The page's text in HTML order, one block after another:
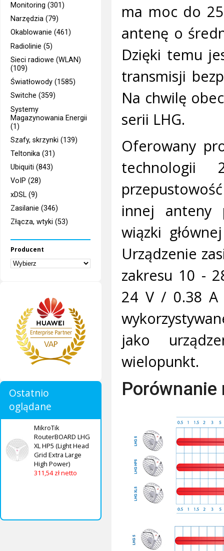
Monitoring (301)
Narzędzia (79)
Okablowanie (461)
Radiolinie (5)
Sieci radiowe (WLAN)
(109)
Światłowody (1585)
Switche (359)
Systemy
Magazynowania Energii
(1)
Szafy, skrzynki (139)
Teltonika (31)
Ubiquiti (843)
VoIP (28)
xDSL (9)
Zasilanie (346)
Złącza, wtyki (53)
Producent
Ostatnio
oglądane
MikroTik
RouterBOARD LHG
XL HP5 (Light Head
Grid Extra Large
High Power)
311,54 zł netto
ma moc do
antenę o
Dzięki temu
transmisji
Na chwilę
serii LHG.
Oferowany
technologii
innej anteny
wiązki
Urządzenie
zakresu 10 -
24 V / 0.38 A
jako
wielopunkt.
Porównanie